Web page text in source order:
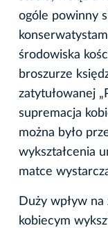
ogóle powinny
środowiska
broszurze
zatytułowanej
supremacja
można było
wykształcenia
matce
Duży wpływ
kobiecym